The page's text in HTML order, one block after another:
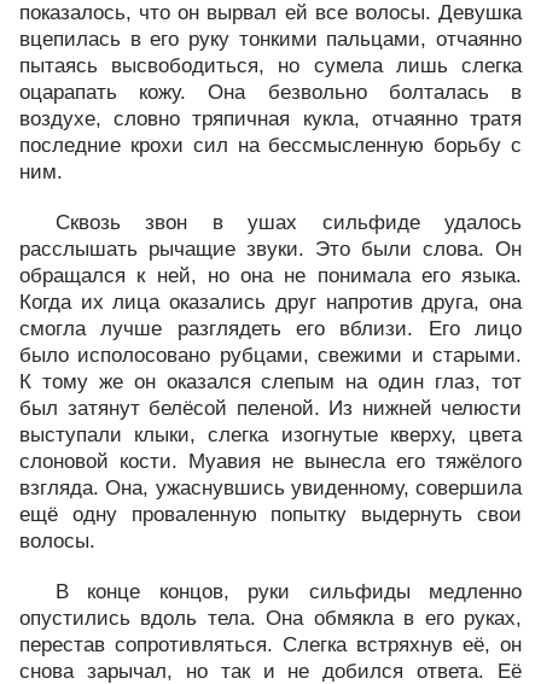
показалось, что он вырвал ей все волосы. Девушка
вцепилась в его руку тонкими пальцами, отчаянно
пытаясь высвободиться, но сумела лишь слегка
оцарапать кожу. Она безвольно болталась в
воздухе, словно тряпичная кукла, отчаянно тратя
последние крохи сил на бессмысленную борьбу с
ним.
Сквозь звон в ушах сильфиде удалось
расслышать рычащие звуки. Это были слова. Он
обращался к ней, но она не понимала его языка.
Когда их лица оказались друг напротив друга, она
смогла лучше разглядеть его вблизи. Его лицо
было исполосовано рубцами, свежими и старыми.
К тому же он оказался слепым на один глаз, тот
был затянут белёсой пеленой. Из нижней челюсти
выступали клыки, слегка изогнутые кверху, цвета
слоновой кости. Муавия не вынесла его тяжёлого
взгляда. Она, ужаснувшись увиденному, совершила
ещё одну проваленную попытку выдернуть свои
волосы.
В конце концов, руки сильфиды медленно
опустились вдоль тела. Она обмякла в его руках,
перестав сопротивляться. Слегка встряхнув её, он
снова зарычал, но так и не добился ответа. Её